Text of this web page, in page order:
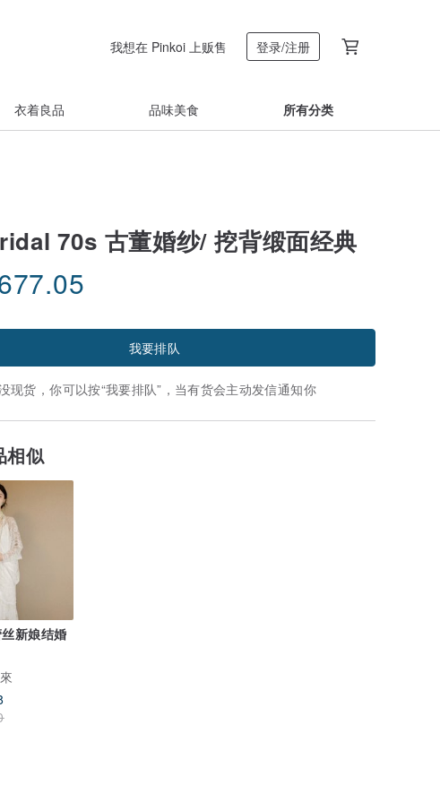
我想在 Pinkoi 上贩售 登录/注册
衣着良品 品味美食 所有分类
70s 古董婚纱/ 挖背缎面经典
我要排队
现货，你可以按“我要排队”，当有货会主动发信通知你
相似
新娘结婚